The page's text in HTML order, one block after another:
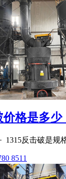
价格是多
1315反击破是规
8511